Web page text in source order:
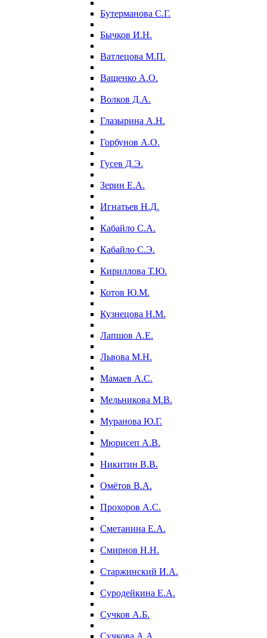
Бутерманова С.Г.
Бычков И.Н.
Ватлецова М.П.
Ващенко А.О.
Волков Д.А.
Глазырина А.Н.
Горбунов А.О.
Гусев Д.Э.
Зерин Е.А.
Игнатьев Н.Д.
Кабайло С.А.
Кабайло С.Э.
Кириллова Т.Ю.
Котов Ю.М.
Кузнецова Н.М.
Лапшов А.Е.
Львова М.Н.
Мамаев А.С.
Мельникова М.В.
Муранова Ю.Г.
Мюрисеп А.В.
Никитин В.В.
Омётов В.А.
Прохоров А.С.
Сметанина Е.А.
Смирнов Н.Н.
Старжинский И.А.
Суродейкина Е.А.
Сучков А.Б.
Сучкова А.А.